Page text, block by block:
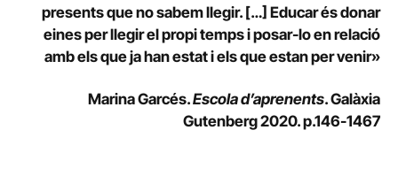
presents que no sabem llegir. […] Educar és donar
eines per llegir el propi temps i posar-lo en relació
amb els que ja han estat i els que estan per venir»
Marina Garcés.Escola d’aprenents. Galàxia
Gutenberg 2020. p.146-1467